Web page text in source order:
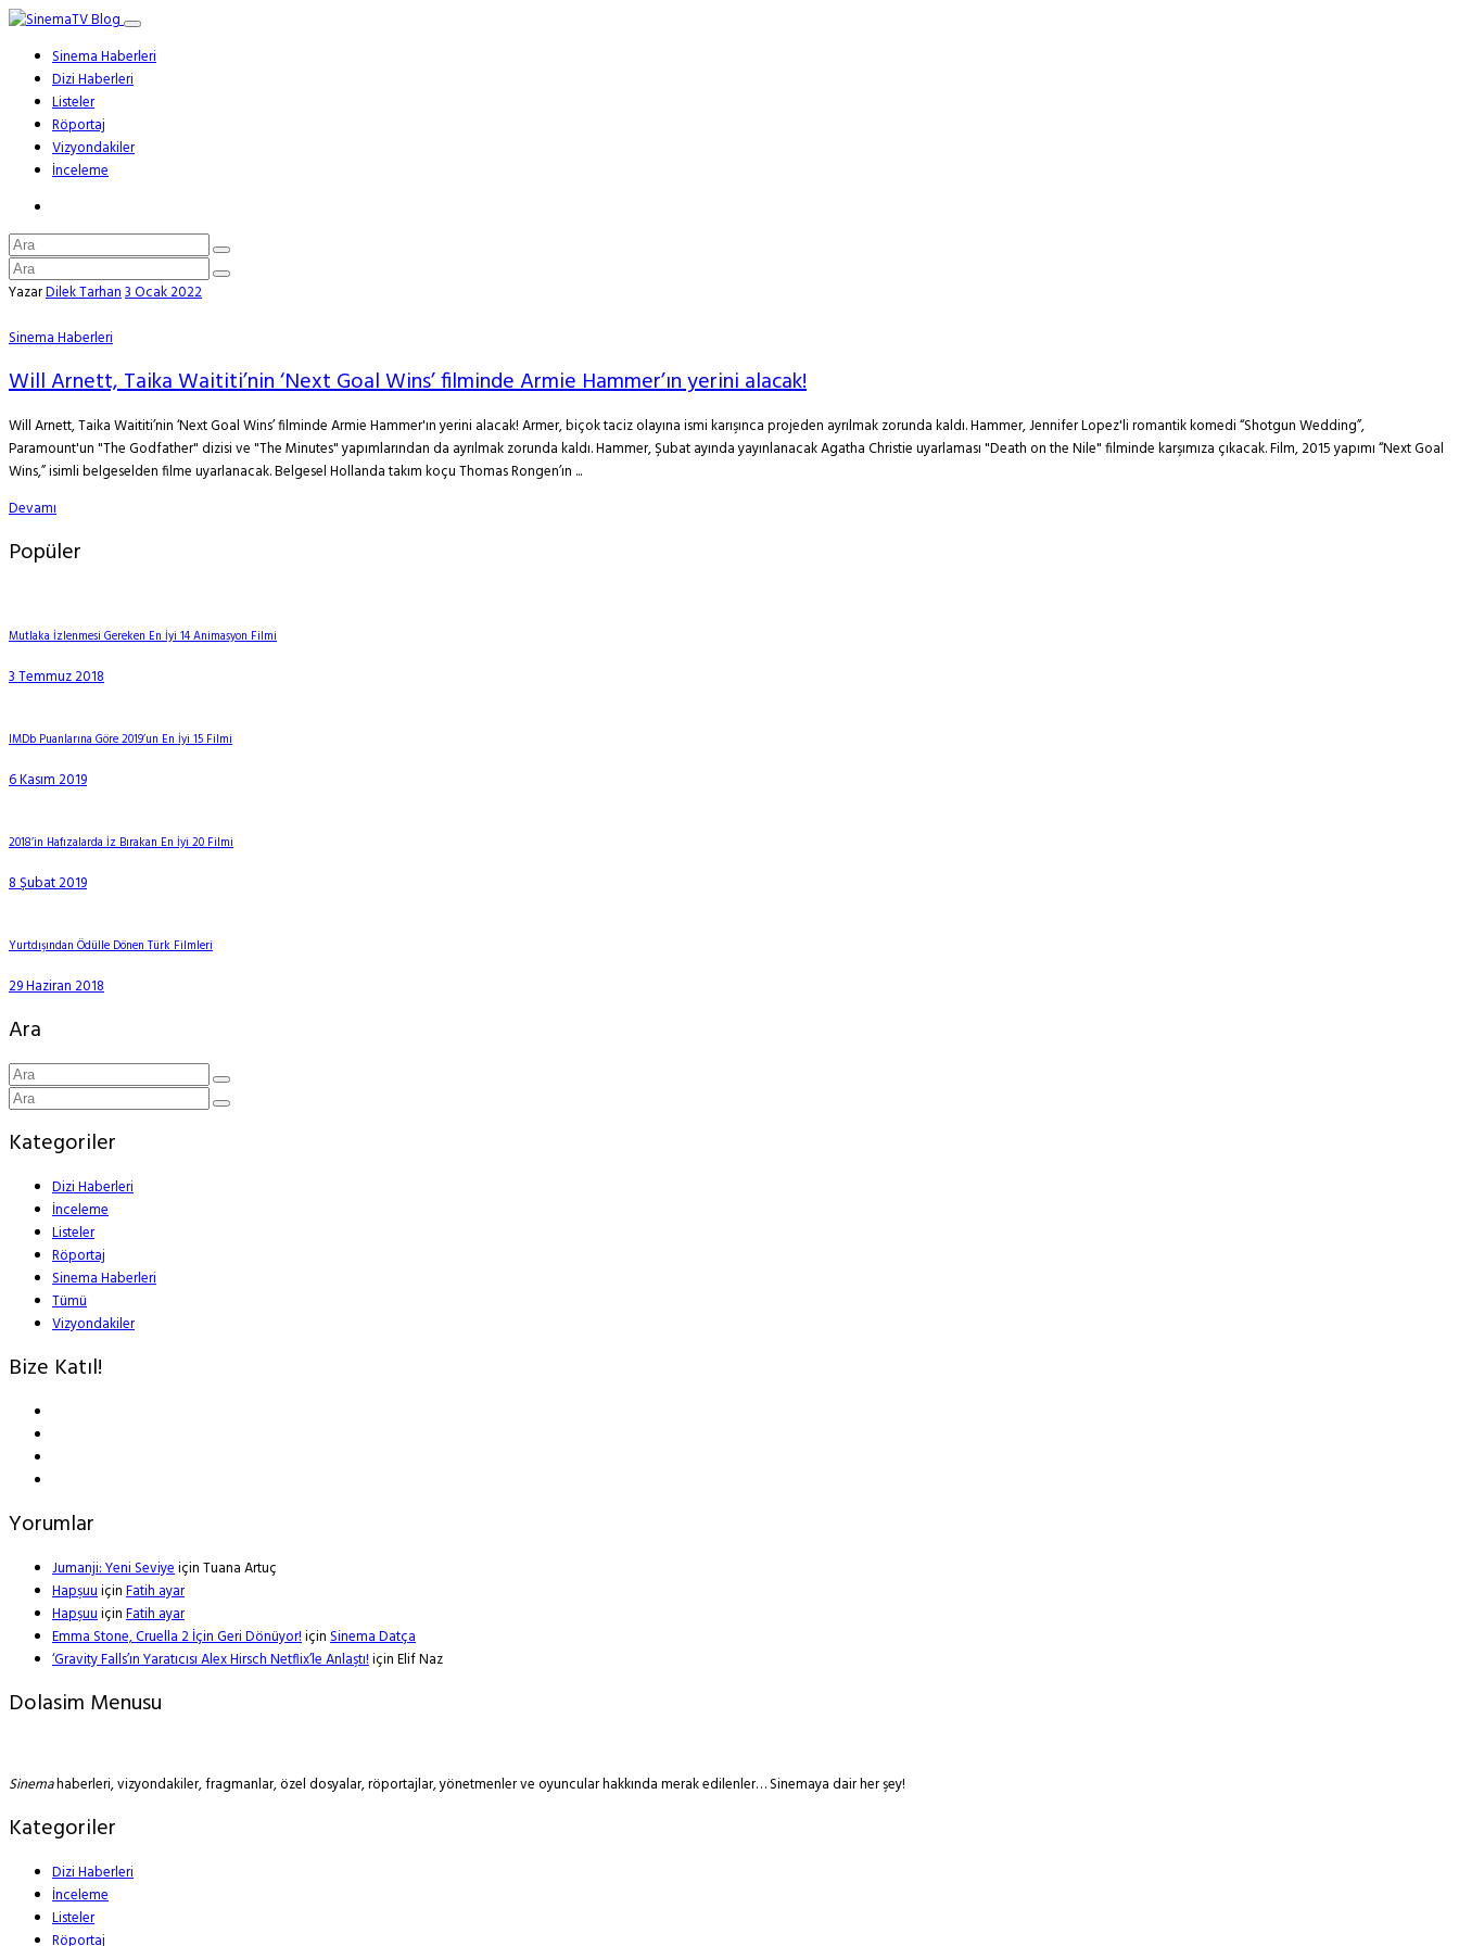
Sinema Haberleri
Dizi Haberleri
Listeler
Röportaj
Vizyondakiler
İnceleme
YazarDilek Tarhan3 Ocak 2022
Sinema Haberleri
Will Arnett, Taika Waititi’nin ‘Next Goal Wins’ filminde Armie Hammer’ın yerini alacak!
Will Arnett, Taika Waititi’nin ‘Next Goal Wins’ filminde Armie Hammer'ın yerini alacak! Armer, biçok taciz olayına ismi karışınca projeden ayrılmak zorunda kaldı. Hammer, Jennifer Lopez'li romantik komedi “Shotgun Wedding”,
Paramount'un "The Godfather" dizisi ve "The Minutes" yapımlarından da ayrılmak zorunda kaldı. Hammer, Şubat ayında yayınlanacak Agatha Christie uyarlaması "Death on the Nile" filminde karşımıza çıkacak. Film, 2015 yapımı “Next Goal
Wins,” isimli belgeselden filme uyarlanacak. Belgesel Hollanda takım koçu Thomas Rongen’ın ...
Devamı
Popüler
Mutlaka İzlenmesi Gereken En İyi 14 Animasyon Filmi
3 Temmuz 2018
IMDb Puanlarına Göre 2019’un En İyi 15 Filmi
6 Kasım 2019
2018’in Hafızalarda İz Bırakan En İyi 20 Filmi
8 Şubat 2019
Yurtdışından Ödülle Dönen Türk Filmleri
29 Haziran 2018
Ara
Kategoriler
Dizi Haberleri
İnceleme
Listeler
Röportaj
Sinema Haberleri
Tümü
Vizyondakiler
Bize Katıl!
Yorumlar
Jumanji: Yeni SeviyeiçinTuana Artuç
HapşuuiçinFatih ayar
HapşuuiçinFatih ayar
Emma Stone, Cruella 2 İçin Geri Dönüyor!içinSinema Datça
‘Gravity Falls’ın Yaratıcısı Alex Hirsch Netflix’le Anlaştı!içinElif Naz
Dolasim Menusu
Sinemahaberleri, vizyondakiler, fragmanlar, özel dosyalar, röportajlar, yönetmenler ve oyuncular hakkında merak edilenler… Sinemaya dair her şey!
Kategoriler
Dizi Haberleri
İnceleme
Listeler
Röportaj